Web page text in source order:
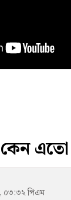
কেন
০৩:৩২ পিএম